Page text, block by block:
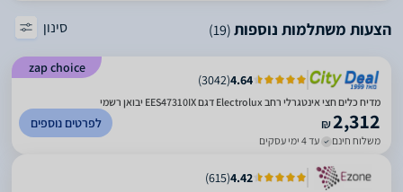
הצעות משתלמות נוספות(19) סינון
zap choice
4.64
(
3042
)
מדיח כלים חצי אינטגרלי רחב Electrolux דגם EES47310IX יבואן רשמי
₪2,312
משלוח חינם עד 4 ימי עסקים
לפרטים נוספים
4.42
(
615
)